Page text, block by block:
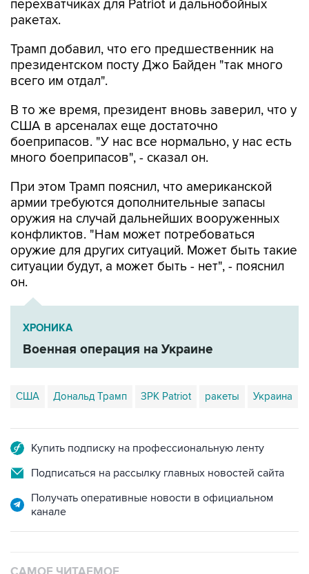
Трамп добавил, что его предшественник на
всего им отдал".
В то же время, президент вновь заверил, что у
боеприпасов. "У нас все нормально, у нас есть
много боеприпасов", - сказал он.
При этом Трамп пояснил, что американской
оружия на случай дальнейших вооруженных
конфликтов. "Нам может потребоваться
оружие для других ситуаций. Может быть такие
ситуации будут, а может быть - нет", - пояснил
он.
ХРОНИКА
Военная операция на Украине
США Дональд Трамп ЗРК Patriot ракеты Украина
Подписаться на рассылку главных новостей сайта
Получать оперативные новости в официальном
канале
Число пострадавших при атаке БПЛА под